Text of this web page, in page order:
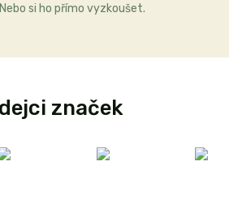
Nebo si ho přímo vyzkoušet.
značek